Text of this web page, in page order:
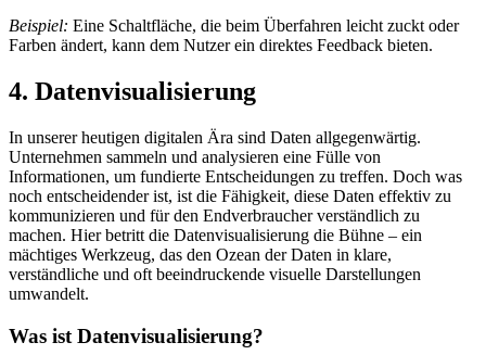
Beispiel: Eine Schaltfläche, die beim Überfahren leicht zuckt oder
Farben ändert, kann dem Nutzer ein direktes Feedback bieten.
4. Datenvisualisierung
In unserer heutigen digitalen Ära sind Daten allgegenwärtig.
Unternehmen sammeln und analysieren eine Fülle von
Informationen, um fundierte Entscheidungen zu treffen. Doch was
noch entscheidender ist, ist die Fähigkeit, diese Daten effektiv zu
kommunizieren und für den Endverbraucher verständlich zu
machen. Hier betritt die Datenvisualisierung die Bühne – ein
mächtiges Werkzeug, das den Ozean der Daten in klare,
verständliche und oft beeindruckende visuelle Darstellungen
umwandelt.
Was ist Datenvisualisierung?